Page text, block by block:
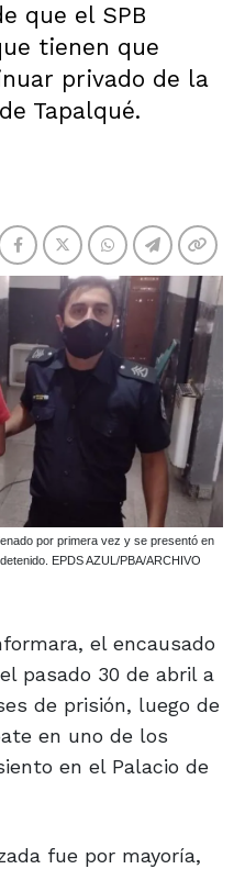
que el SPB
tienen que
privado de la
Tapalqué.
por primera vez y se presentó en
EPDS AZUL/PBA/ARCHIVO
el encausado
pasado 30 de abril a
de prisión, luego de
en uno de los
en el Palacio de
fue por mayoría,